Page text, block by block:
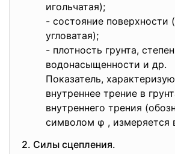
игольчатая);
- состояние поверхности
угловатая);
- плотность грунта,
водонасыщенности и др.
Показатель,
внутреннее трение в
внутреннего трения
символом φ , измеряется
2. Силы сцепления.